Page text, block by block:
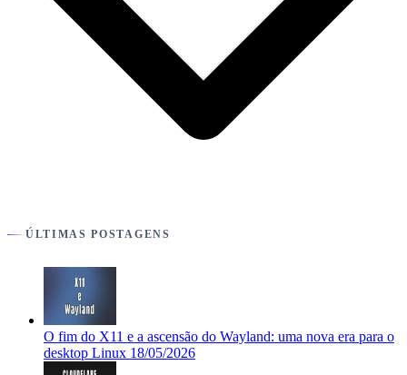
ÚLTIMAS POSTAGENS
O fim do X11 e a ascensão do Wayland: uma nova era para o
desktop Linux 18/05/2026